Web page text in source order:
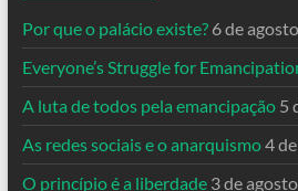
Por que o palácio existe? 6 de
Everyone’s Struggle for
A luta de todos pela emancipação 5
As redes sociais e o anarquismo4
O princípio é a liberdade 3 de